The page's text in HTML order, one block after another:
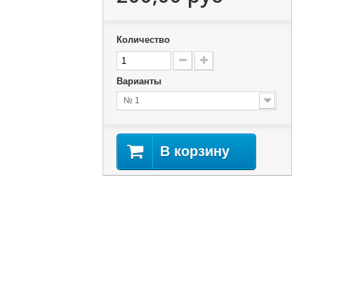
Количество
Варианты
№ 1
В корзину